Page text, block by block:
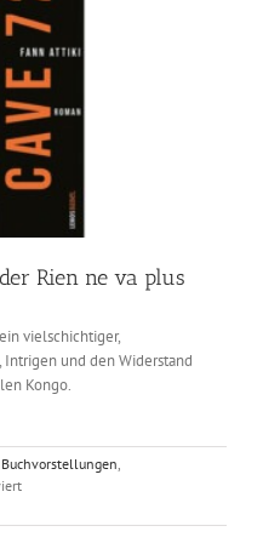
Rien ne va plus
vielschichtiger,
und den Widerstand
Kongo.
Buchvorstellungen
für
Ranküne